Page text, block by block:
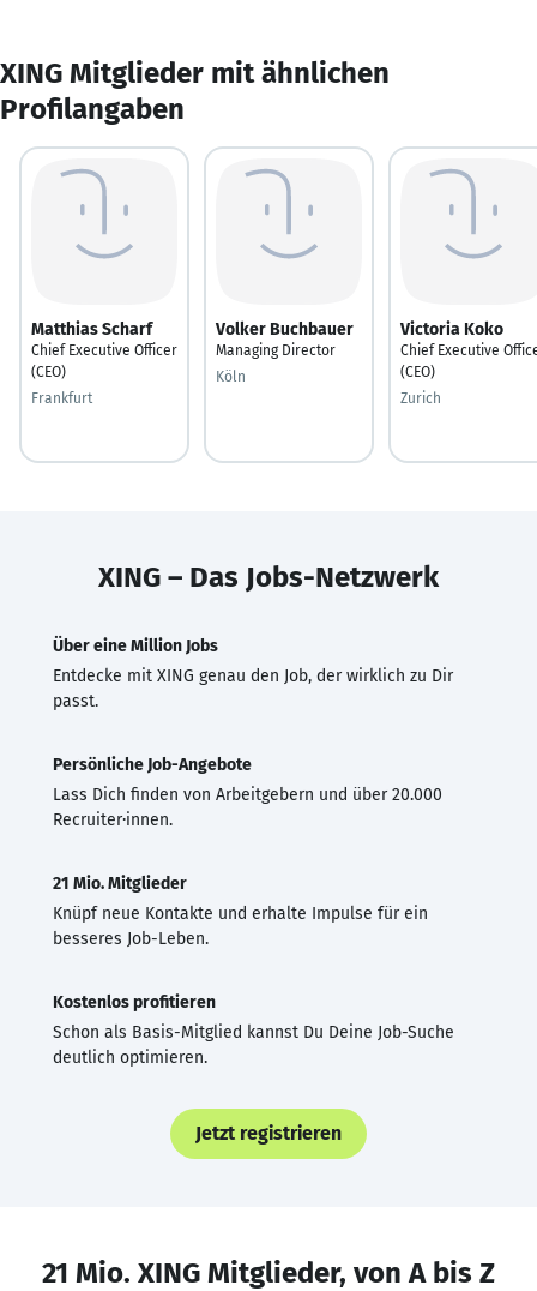
XING Mitglieder mit ähnlichen
Profilangaben
Matthias Scharf
Chief Executive Officer
(CEO)
Frankfurt
Volker Buchbauer
Managing Director
Köln
Victoria Koko
Chief Executive
(CEO)
Zurich
XING – Das Jobs-Netzwerk
Über eine Million Jobs
Entdecke mit XING genau den Job, der wirklich zu Dir
passt.
Persönliche Job-Angebote
Lass Dich finden von Arbeitgebern und über 20.000
Recruiter·innen.
21 Mio. Mitglieder
Knüpf neue Kontakte und erhalte Impulse für ein
besseres Job-Leben.
Kostenlos profitieren
Schon als Basis-Mitglied kannst Du Deine Job-Suche
deutlich optimieren.
Jetzt registrieren
21 Mio. XING Mitglieder, von A bis Z